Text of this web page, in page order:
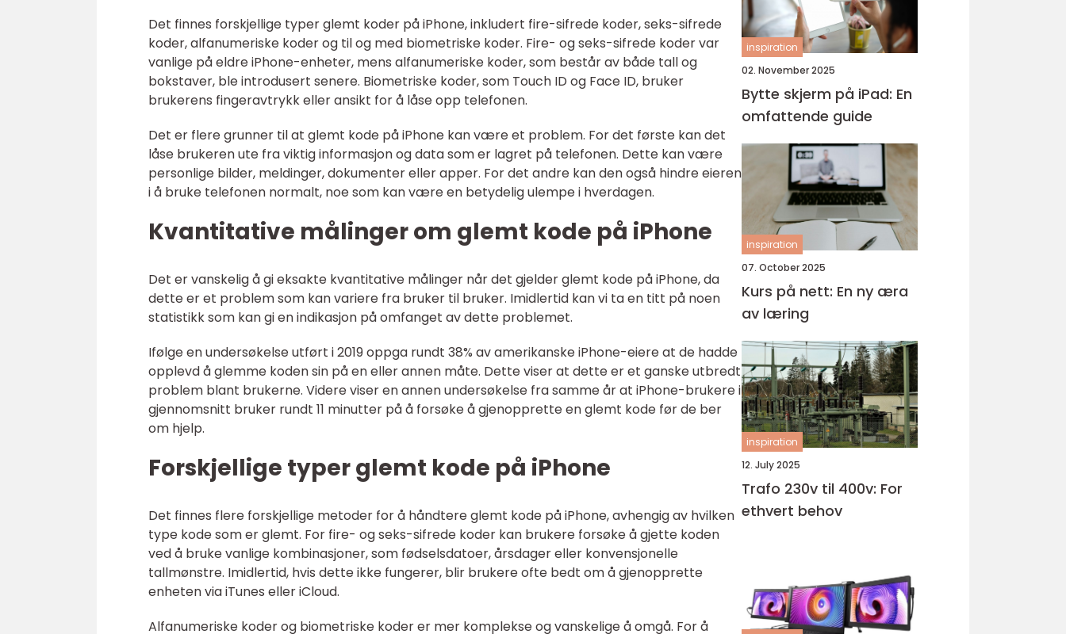
Det finnes forskjellige typer glemt koder på iPhone, inkludert fire-sifrede koder, seks-sifrede
koder, alfanumeriske koder og til og med biometriske koder. Fire- og seks-sifrede koder var
vanlige på eldre iPhone-enheter, mens alfanumeriske koder, som består av både tall og
bokstaver, ble introdusert senere. Biometriske koder, som Touch ID og Face ID, bruker
brukerens fingeravtrykk eller ansikt for å låse opp telefonen.
Det er flere grunner til at glemt kode på iPhone kan være et problem. For det første kan det
låse brukeren ute fra viktig informasjon og data som er lagret på telefonen. Dette kan være
personlige bilder, meldinger, dokumenter eller apper. For det andre kan den også hindre eieren
i å bruke telefonen normalt, noe som kan være en betydelig ulempe i hverdagen.
Kvantitative målinger om glemt kode på iPhone
Det er vanskelig å gi eksakte kvantitative målinger når det gjelder glemt kode på iPhone, da
dette er et problem som kan variere fra bruker til bruker. Imidlertid kan vi ta en titt på noen
statistikk som kan gi en indikasjon på omfanget av dette problemet.
Ifølge en undersøkelse utført i 2019 oppga rundt 38% av amerikanske iPhone-eiere at de hadde
opplevd å glemme koden sin på en eller annen måte. Dette viser at dette er et ganske utbredt
problem blant brukerne. Videre viser en annen undersøkelse fra samme år at iPhone-brukere i
gjennomsnitt bruker rundt 11 minutter på å forsøke å gjenopprette en glemt kode før de ber
om hjelp.
Forskjellige typer glemt kode på iPhone
Det finnes flere forskjellige metoder for å håndtere glemt kode på iPhone, avhengig av hvilken
type kode som er glemt. For fire- og seks-sifrede koder kan brukere forsøke å gjette koden
ved å bruke vanlige kombinasjoner, som fødselsdatoer, årsdager eller konvensjonelle
tallmønstre. Imidlertid, hvis dette ikke fungerer, blir brukere ofte bedt om å gjenopprette
enheten via iTunes eller iCloud.
Alfanumeriske koder og biometriske koder er mer komplekse og vanskelige å omgå. For å
inspiration
02. November 2025
Bytte skjerm på iPad: En
omfattende guide
inspiration
07. October 2025
Kurs på nett: En ny æra
av læring
inspiration
12. July 2025
Trafo 230v til 400v: For
ethvert behov